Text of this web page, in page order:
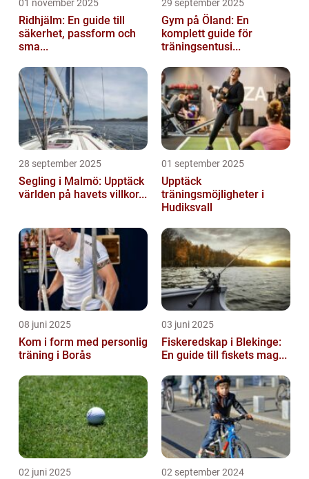
01 november 2025
Ridhjälm: En guide till
säkerhet, passform och
sma...
29 september 2025
Gym på Öland: En
komplett guide för
träningsentusi...
28 september 2025
Segling i Malmö: Upptäck
världen på havets villkor...
01 september 2025
Upptäck
träningsmöjligheter i
Hudiksvall
08 juni 2025
Kom i form med personlig
träning i Borås
03 juni 2025
Fiskeredskap i Blekinge:
En guide till fiskets mag...
02 juni 2025 02 september 2024